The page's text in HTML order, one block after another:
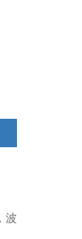
波